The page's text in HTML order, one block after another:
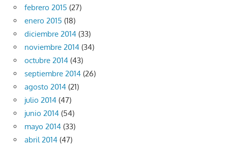
febrero 2015 (27)
enero 2015 (18)
diciembre 2014 (33)
noviembre 2014 (34)
octubre 2014 (43)
septiembre 2014 (26)
agosto 2014 (21)
julio 2014 (47)
junio 2014 (54)
mayo 2014 (33)
abril 2014 (47)